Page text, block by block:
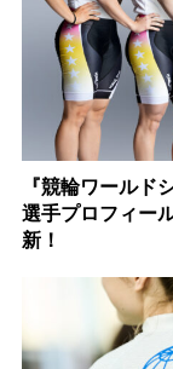
『競輪ワールド
選手プロフィー
新！